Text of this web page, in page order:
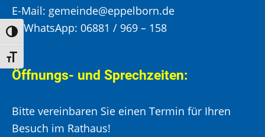
Umschalten auf hohe Kontraste
Schrift vergrößern
E-Mail: gemeinde@eppelborn.de
WhatsApp: 06881 / 969 – 158
Öffnungs- und Sprechzeiten:
Bitte vereinbaren Sie einen Termin für Ihren
Besuch im Rathaus!